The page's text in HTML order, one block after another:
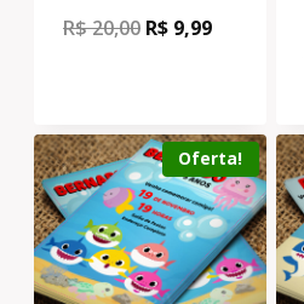
R$20,00 R$ 9,99
Oferta!